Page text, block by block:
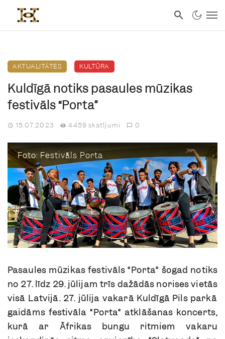
AKTUALITĀTES KULTŪRA
Kuldīgā notiks pasaules mūzikas
festivāls “Porta”
15.07.2023 4459 skatījumi 0
Foto: Festivāls Porta
Pasaules mūzikas festivāls “Porta” šogad notiks
no 27.līdz 29. jūlijam trīs dažādās norises vietās
visā Latvijā. 27. jūlija vakarā Kuldīgā Pils parkā
gaidāms festivāla “Porta” atklāšanas koncerts,
kurā ar Āfrikas bungu ritmiem vakaru